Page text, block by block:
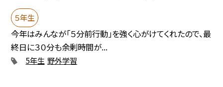
５年生
今年はみんなが「５分前行動」を強く心がけてくれたので、最
終日に３０分も余剰時間が...
5年生 野外学習